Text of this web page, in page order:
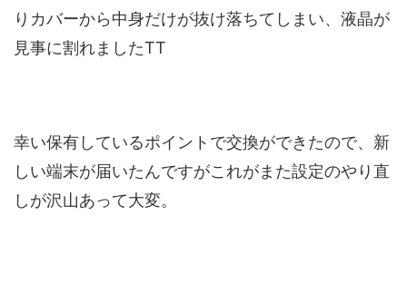
りカバーから中身だけが抜け落ちてしまい、液晶が
見事に割れましたTT
幸い保有しているポイントで交換ができたので、新
しい端末が届いたんですがこれがまた設定のやり直
しが沢山あって大変。